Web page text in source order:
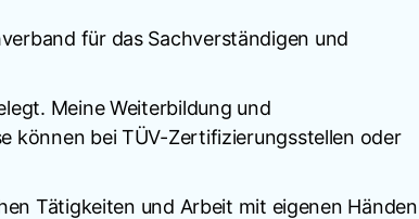
für das Sachverständigen und
Meine Weiterbildung und
können bei TÜV-Zertifizierungsstellen oder
Tätigkeiten und Arbeit mit eigenen Händen